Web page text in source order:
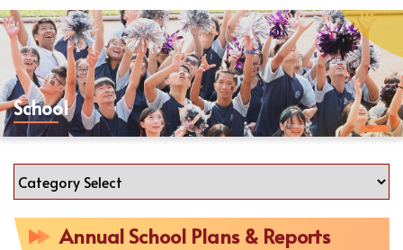
School
Annual School Plans & Reports